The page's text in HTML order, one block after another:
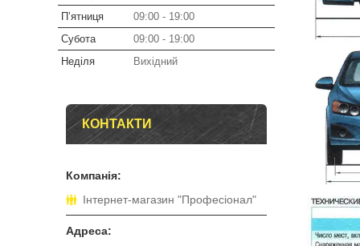
Пʼятниця
09:00
19:00
Субота
09:00
19:00
Неділя
Вихідний
КОНТАКТИ
Інтернет-магазин "Професіонал"